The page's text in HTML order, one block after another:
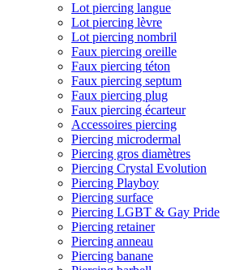
Lot piercing langue
Lot piercing lèvre
Lot piercing nombril
Faux piercing oreille
Faux piercing téton
Faux piercing septum
Faux piercing plug
Faux piercing écarteur
Accessoires piercing
Piercing microdermal
Piercing gros diamètres
Piercing Crystal Evolution
Piercing Playboy
Piercing surface
Piercing LGBT & Gay Pride
Piercing retainer
Piercing anneau
Piercing banane